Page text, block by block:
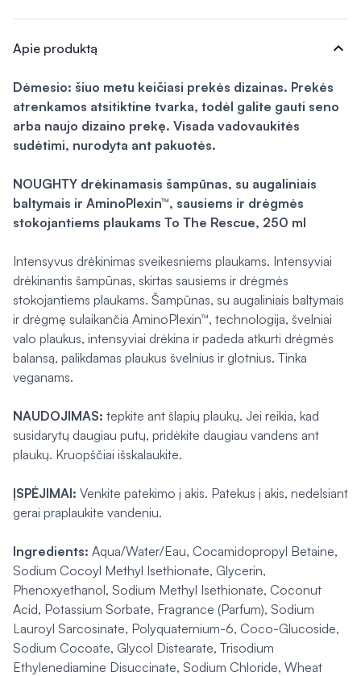
Apie produktą expand_more
Dėmesio: šiuo metu keičiasi prekės dizainas. Prekės
atrenkamos atsitiktine tvarka, todėl galite gauti seno
arba naujo dizaino prekę. Visada vadovaukitės
sudėtimi, nurodyta ant pakuotės.
NOUGHTY drėkinamasis šampūnas, su augaliniais
baltymais ir AminoPlexin™, sausiems ir drėgmės
stokojantiems plaukams To The Rescue, 250 ml
Intensyvus drėkinimas sveikesniems plaukams. Intensyviai
drėkinantis šampūnas, skirtas sausiems ir drėgmės
stokojantiems plaukams. Šampūnas, su augaliniais baltymais
ir drėgmę sulaikančia AminoPlexin™, technologija, švelniai
valo plaukus, intensyviai drėkina ir padeda atkurti drėgmės
balansą, palikdamas plaukus švelnius ir glotnius. Tinka
veganams.
NAUDOJIMAS: tepkite ant šlapių plaukų. Jei reikia, kad
susidarytų daugiau putų, pridėkite daugiau vandens ant
plaukų. Kruopščiai išskalaukite.
ĮSPĖJIMAI: Venkite patekimo į akis. Patekus į akis, nedelsiant
gerai praplaukite vandeniu.
Ingredients: Aqua/Water/Eau, Cocamidopropyl Betaine,
Sodium Cocoyl Methyl Isethionate, Glycerin,
Phenoxyethanol, Sodium Methyl Isethionate, Coconut
Acid, Potassium Sorbate, Fragrance (Parfum), Sodium
Lauroyl Sarcosinate, Polyquaternium-6, Coco-Glucoside,
Sodium Cocoate, Glycol Distearate, Trisodium
Ethylenediamine Disuccinate, Sodium Chloride, Wheat